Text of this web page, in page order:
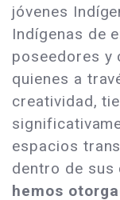
jóvenes
Indígenas de
poseedores y
quienes a
creatividad,
espacios
dentro de sus
hemos